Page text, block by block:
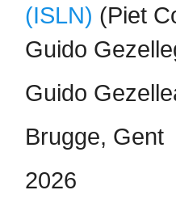
(ISLN) (Piet
Guido
Guido
Brugge, Gent
2026